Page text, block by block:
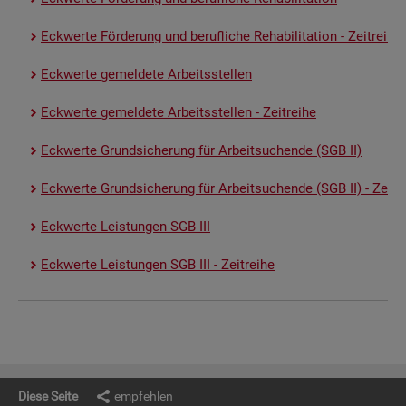
Eck­wer­te För­de­rung und be­ruf­li­che Re­ha­bi­li­ta­ti­on - Zeit­rei­he
Eck­wer­te ge­mel­de­te Ar­beits­stel­len
Eck­wer­te ge­mel­de­te Ar­beits­stel­len - Zeit­rei­he
Eck­wer­te Grund­si­che­rung für Ar­beit­su­chen­de (SGB II)
Eck­wer­te Grund­si­che­rung für Ar­beit­su­chen­de (SGB II) -
Eck­wer­te Leis­tun­gen SGB III
Eck­wer­te Leis­tun­gen SGB III - Zeit­rei­he
Diese Seite empfehlen